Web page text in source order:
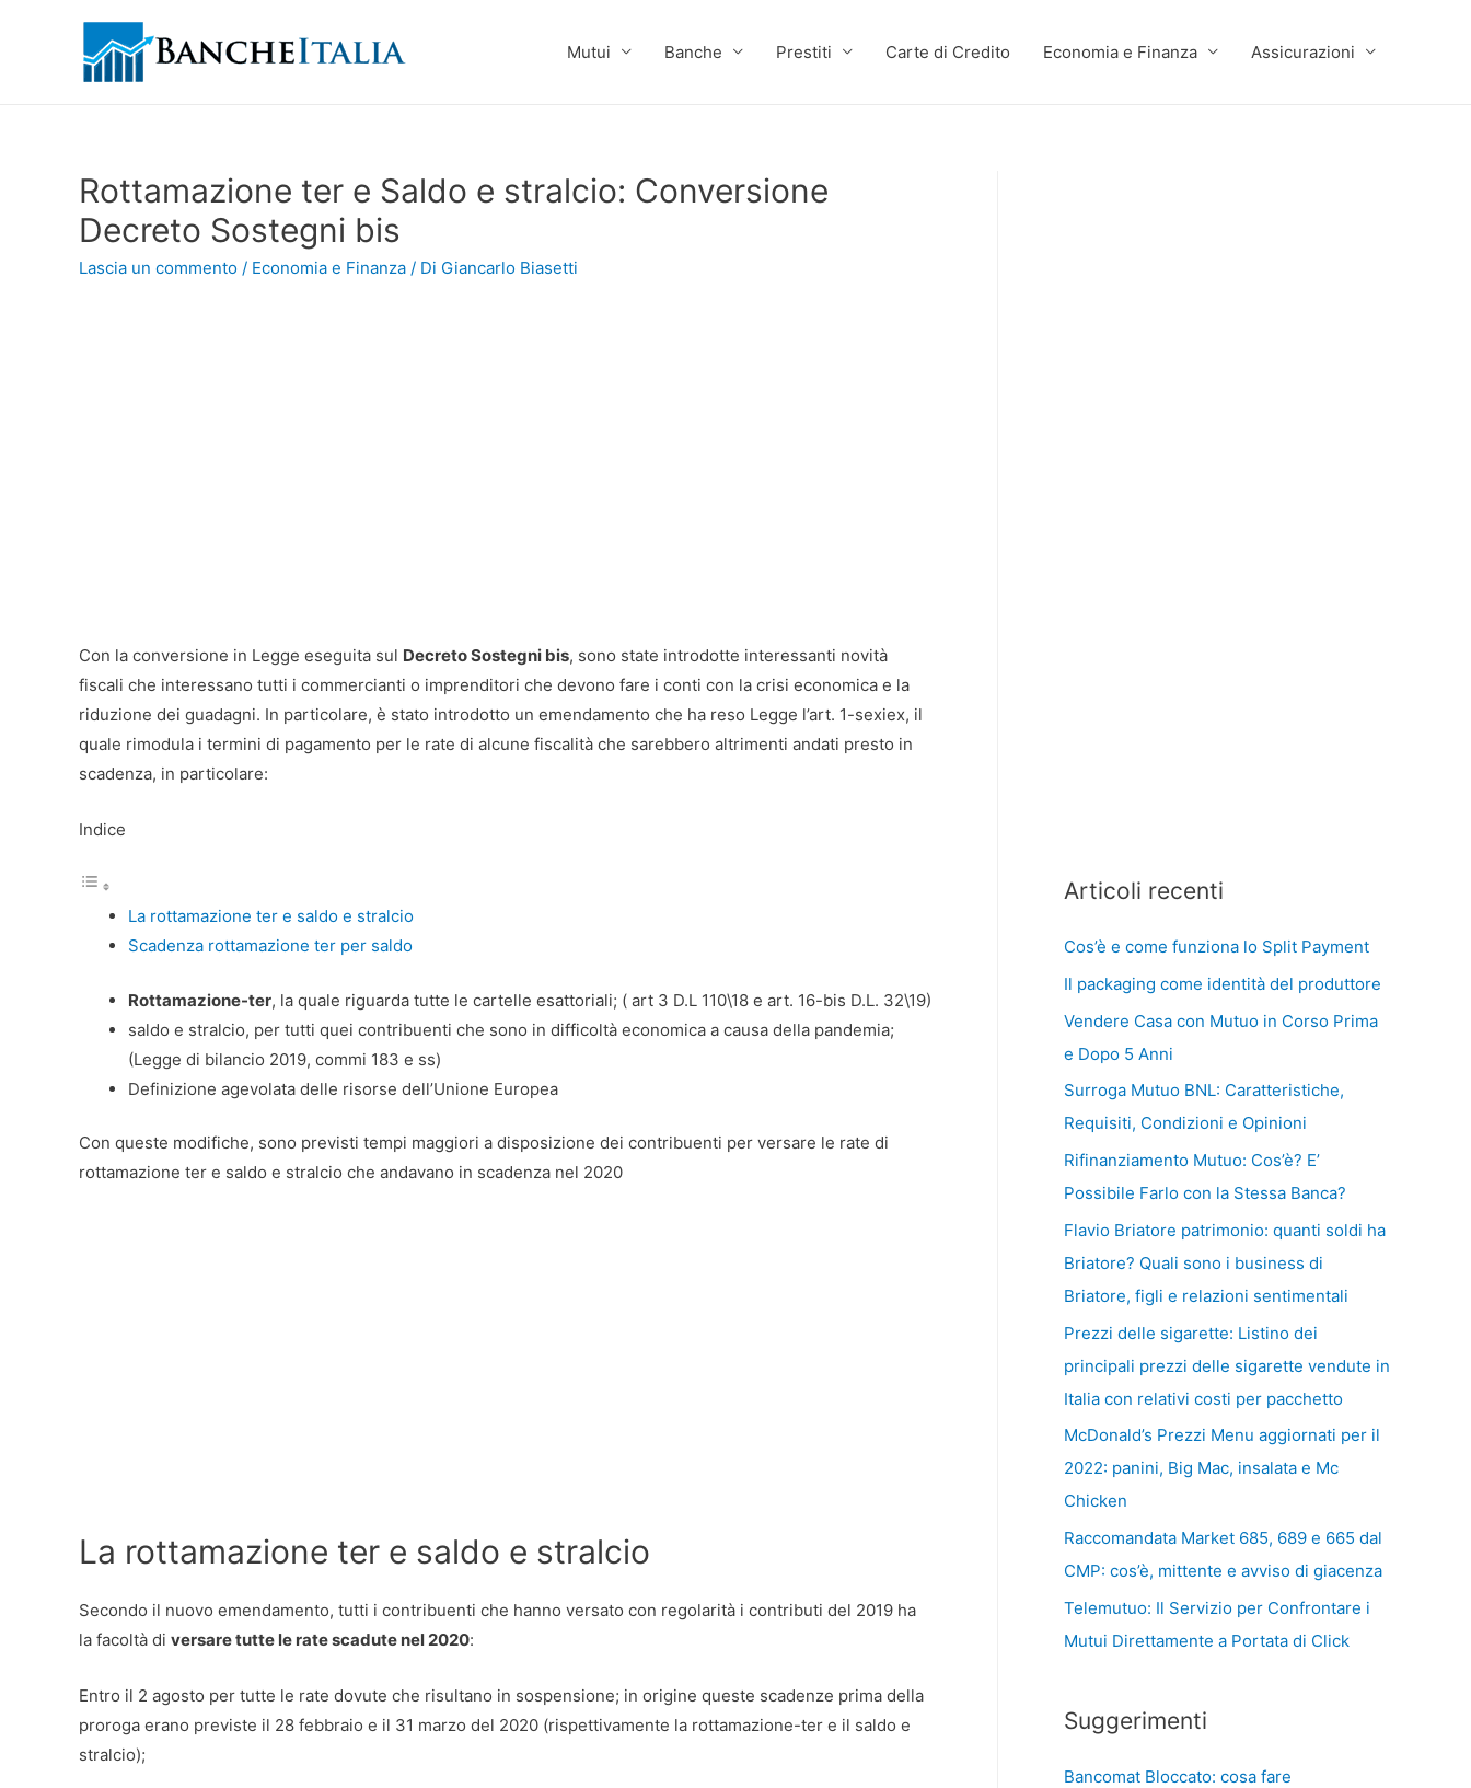
Mutui Banche Prestiti Carte di Credito Economia e Finanza Assicurazioni
Rottamazione ter e Saldo e stralcio: Conversione
Decreto Sostegni bis
Lascia un commento / Economia e Finanza / Di Giancarlo Biasetti
Con la conversione in Legge eseguita sul Decreto Sostegni bis, sono state introdotte interessanti novità
fiscali che interessano tutti i commercianti o imprenditori che devono fare i conti con la crisi economica e la
riduzione dei guadagni. In particolare, è stato introdotto un emendamento che ha reso Legge l’art. 1-sexiex, il
quale rimodula i termini di pagamento per le rate di alcune fiscalità che sarebbero altrimenti andati presto in
scadenza, in particolare:
Indice
La rottamazione ter e saldo e stralcio
Scadenza rottamazione ter per saldo
Rottamazione-ter, la quale riguarda tutte le cartelle esattoriali; ( art 3 D.L 110\18 e art. 16-bis D.L. 32\19)
saldo e stralcio, per tutti quei contribuenti che sono in difficoltà economica a causa della pandemia;
(Legge di bilancio 2019, commi 183 e ss)
Definizione agevolata delle risorse dell’Unione Europea
Con queste modifiche, sono previsti tempi maggiori a disposizione dei contribuenti per versare le rate di
rottamazione ter e saldo e stralcio che andavano in scadenza nel 2020
La rottamazione ter e saldo e stralcio
Secondo il nuovo emendamento, tutti i contribuenti che hanno versato con regolarità i contributi del 2019 ha
la facoltà di versare tutte le rate scadute nel 2020:
Entro il 2 agosto per tutte le rate dovute che risultano in sospensione; in origine queste scadenze prima della
proroga erano previste il 28 febbraio e il 31 marzo del 2020 (rispettivamente la rottamazione-ter e il saldo e
stralcio);
Articoli recenti
Cos’è e come funziona lo Split Payment
Il packaging come identità del produttore
Vendere Casa con Mutuo in Corso Prima
e Dopo 5 Anni
Surroga Mutuo BNL: Caratteristiche,
Requisiti, Condizioni e Opinioni
Rifinanziamento Mutuo: Cos’è? E’
Possibile Farlo con la Stessa Banca?
Flavio Briatore patrimonio: quanti soldi ha
Briatore? Quali sono i business di
Briatore, figli e relazioni sentimentali
Prezzi delle sigarette: Listino dei
principali prezzi delle sigarette vendute in
Italia con relativi costi per pacchetto
McDonald’s Prezzi Menu aggiornati per il
2022: panini, Big Mac, insalata e Mc
Chicken
Raccomandata Market 685, 689 e 665 dal
CMP: cos’è, mittente e avviso di giacenza
Telemutuo: Il Servizio per Confrontare i
Mutui Direttamente a Portata di Click
Suggerimenti
Bancomat Bloccato: cosa fare